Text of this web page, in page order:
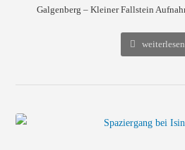
Galgenberg – Kleiner Fallstein
weiterlesen